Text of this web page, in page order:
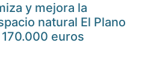
y mejora la
natural El Plano
euros